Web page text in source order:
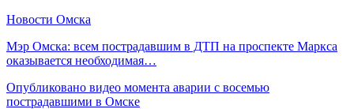
Новости Омска
Мэр Омска: всем пострадавшим в ДТП на проспекте Маркса
оказывается необходимая…
Опубликовано видео момента аварии с восемью
пострадавшими в Омске